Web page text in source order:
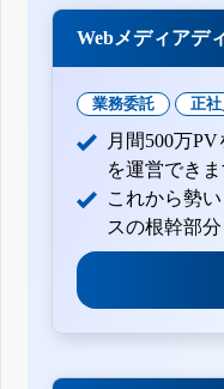
Webメディアデ
業務委託 正社
月間500万
を運営できま
これから勢
スの根幹部